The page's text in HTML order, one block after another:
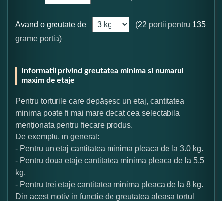
Avand o greutate de (22 portii pentru 135
grame portia)
Informatii privind greutatea minima si numarul
maxim de etaje
Pentru torturile care depășesc un etaj, cantitatea
minima poate fi mai mare decat cea selectabila
menționata pentru fiecare produs.
De exemplu, in general:
- Pentru un etaj cantitatea minima pleaca de la 3.0 kg.
- Pentru doua etaje cantitatea minima pleaca de la 5,5
kg.
- Pentru trei etaje cantitatea minima pleaca de la 8 kg.
Din acest motiv in functie de greutatea aleasa tortul